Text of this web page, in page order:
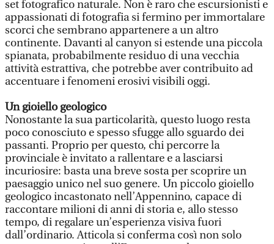
set fotografico naturale. Non è raro che escursionisti e
appassionati di fotografia si fermino per immortalare
scorci che sembrano appartenere a un altro
continente. Davanti al canyon si estende una piccola
spianata, probabilmente residuo di una vecchia
attività estrattiva, che potrebbe aver contribuito ad
accentuare i fenomeni erosivi visibili oggi.
Un gioiello geologico
Nonostante la sua particolarità, questo luogo resta
poco conosciuto e spesso sfugge allo sguardo dei
passanti. Proprio per questo, chi percorre la
provinciale è invitato a rallentare e a lasciarsi
incuriosire: basta una breve sosta per scoprire un
paesaggio unico nel suo genere. Un piccolo gioiello
geologico incastonato nell’Appennino, capace di
raccontare milioni di anni di storia e, allo stesso
tempo, di regalare un’esperienza visiva fuori
dall’ordinario. Atticola si conferma così non solo